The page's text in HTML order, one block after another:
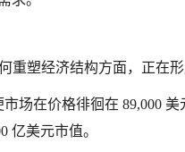
塑经济结构方面，正在形
场在价格徘徊在 89,000 美
亿美元市值。